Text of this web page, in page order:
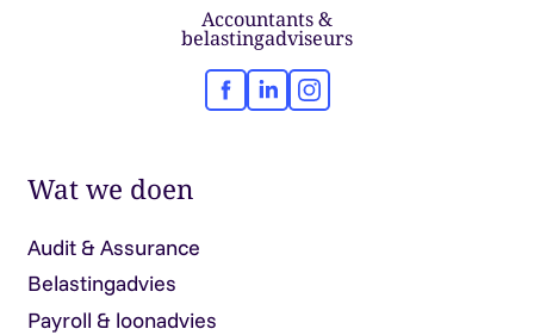
Accountants &
belastingadviseurs
Facebook
LinkedInInstagram
Wat we doen
Audit & Assurance
Belastingadvies
Payroll & loonadvies